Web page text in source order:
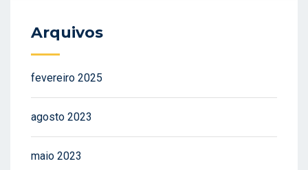
Arquivos
fevereiro 2025
agosto 2023
maio 2023